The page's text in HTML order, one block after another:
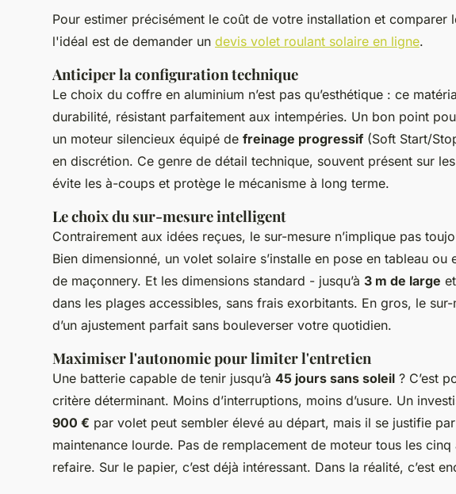
Pour estimer précisément le coût de votre installation et comparer
l'idéal est de demander un devis volet roulant solaire en ligne.
Anticiper la configuration technique
Le choix du coffre en aluminium n’est pas qu’esthétique : ce
durabilité, résistant parfaitement aux intempéries. Un bon point
un moteur silencieux équipé de freinage progressif (Soft Start/
en discrétion. Ce genre de détail technique, souvent présent sur
évite les à-coups et protège le mécanisme à long terme.
Le choix du sur-mesure intelligent
Contrairement aux idées reçues, le sur-mesure n’implique pas
Bien dimensionné, un volet solaire s’installe en pose en tableau ou
de maçonnery. Et les dimensions standard - jusqu’à 3 m de large et
dans les plages accessibles, sans frais exorbitants. En gros, le sur-
d’un ajustement parfait sans bouleverser votre quotidien.
Maximiser l'autonomie pour limiter l'entretien
Une batterie capable de tenir jusqu’à 45 jours sans soleil ? C’est
critère déterminant. Moins d’interruptions, moins d’usure. Un
900 € par volet peut sembler élevé au départ, mais il se justifie
maintenance lourde. Pas de remplacement de moteur tous les
refaire. Sur le papier, c’est déjà intéressant. Dans la réalité, c’est